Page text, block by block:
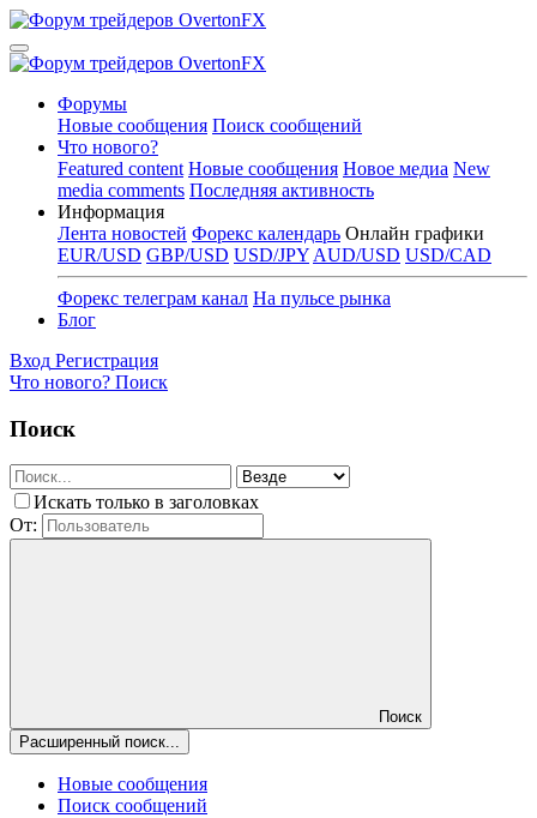
Форумы
Новые сообщения Поиск сообщений
Что нового?
Featured content Новые сообщения Новое медиа New
media comments Последняя активность
Информация
Лента новостей Форекс календарь Онлайн графики
EUR/USD GBP/USD USD/JPY AUD/USD USD/CAD
Форекс телеграм канал На пульсе рынка
Блог
Вход Регистрация
Что нового? Поиск
Поиск
Искать только в заголовках
От:
Поиск
Расширенный поиск...
Новые сообщения
Поиск сообщений